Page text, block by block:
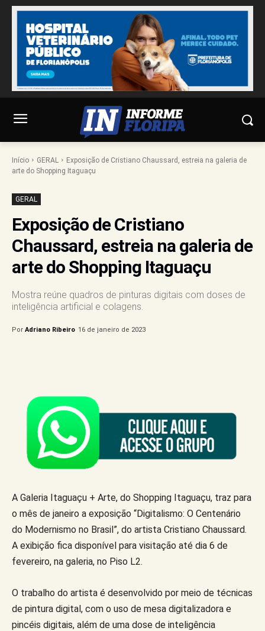
Início GERAL
Exposição de Cristiano Chaussard, estreia na galeria de
arte do Shopping Itaguaçu
GERAL
Exposição de Cristiano
Chaussard, estreia na galeria de
arte do Shopping Itaguaçu
Mostra reúne quadros de pinturas digitais com doses de
inteligência artificial e colagens.
Por Adriano Ribeiro 16 de janeiro de 2023
A Galeria Itaguaçu + Arte, do Shopping Itaguaçu, traz para
o mês de janeiro a exposição “Digitalismo: O Centenário
do Modernismo no Brasil”, do artista Cristiano Chaussard.
A exibição fica disponível para visitação até dia 6 de
fevereiro, na galeria, no Piso L2.
O trabalho do artista é desenvolvido por meio de técnicas
de pintura digital, com o uso de mesa digitalizadora e
pincéis digitais, além de uma dose de inteligência